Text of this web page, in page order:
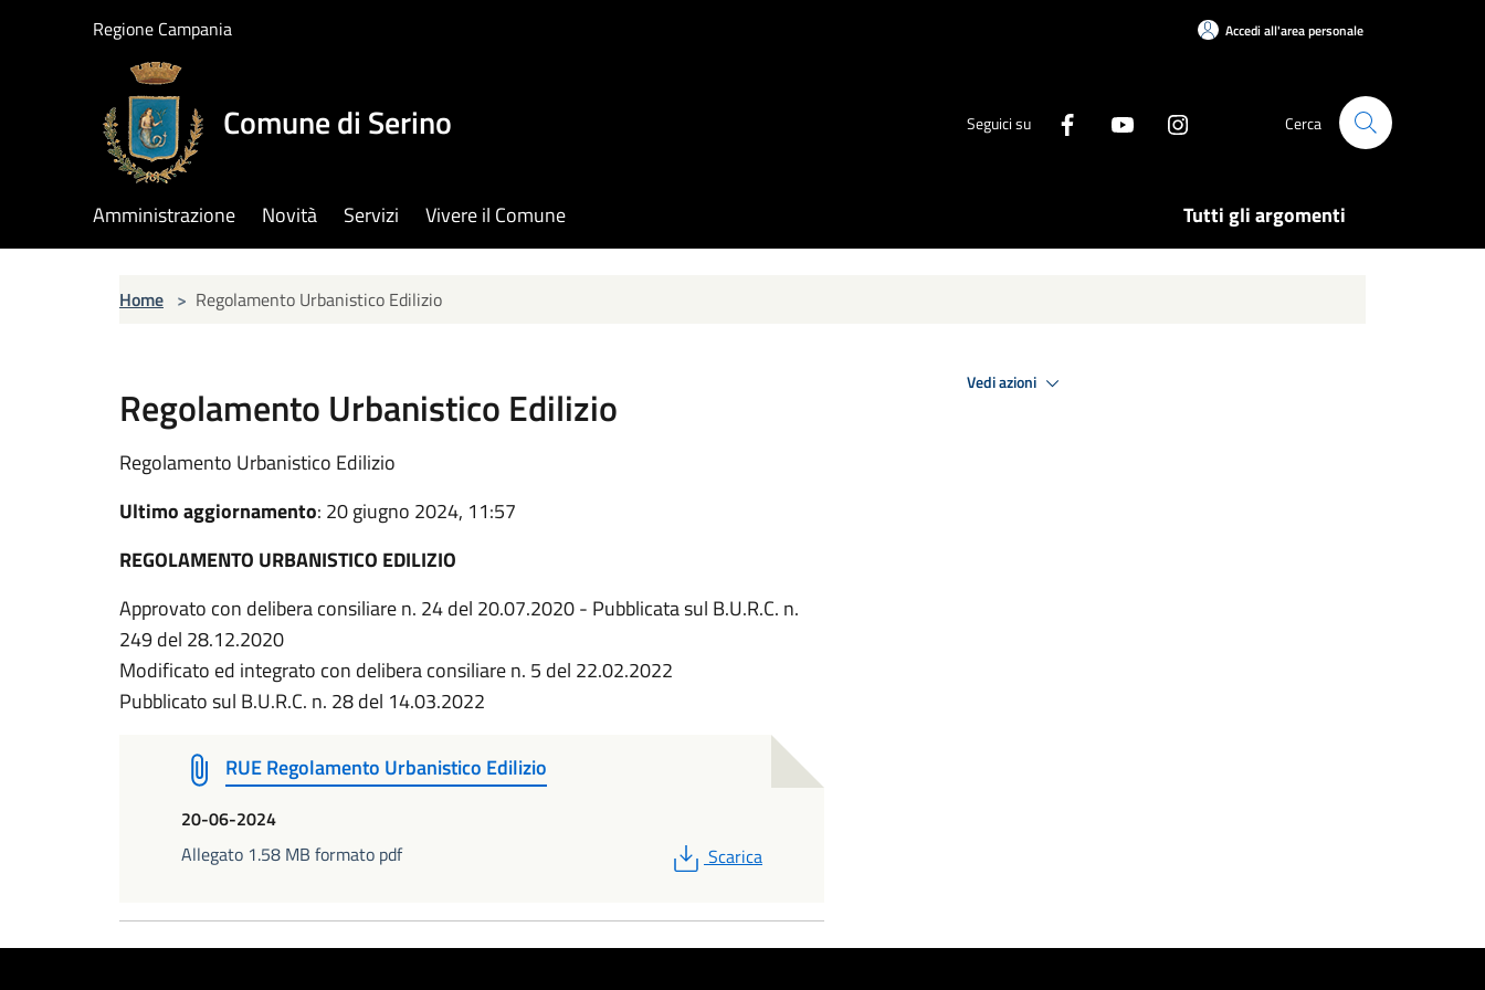
Regione Campania Accedi all'area personale
Comune di Serino Seguici su Cerca
Amministrazione Novità Servizi Vivere il Comune Tutti gli argomenti
Home > Regolamento Urbanistico Edilizio
Regolamento Urbanistico Edilizio
Regolamento Urbanistico Edilizio
Ultimo aggiornamento: 20 giugno 2024, 11:57
REGOLAMENTO URBANISTICO EDILIZIO
Approvato con delibera consiliare n. 24 del 20.07.2020 - Pubblicata sul B.U.R.C. n.
249 del 28.12.2020
Modificato ed integrato con delibera consiliare n. 5 del 22.02.2022
Pubblicato sul B.U.R.C. n. 28 del 14.03.2022
RUE Regolamento Urbanistico Edilizio
20-06-2024
Allegato 1.58 MB formato pdf
PDF
Scarica
Vedi azioni